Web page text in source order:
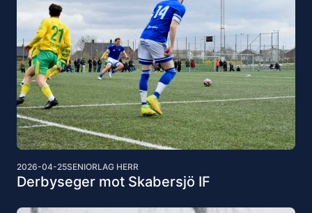
2026-04-25SENIORLAG HERR
Derbyseger mot Skabersjö IF